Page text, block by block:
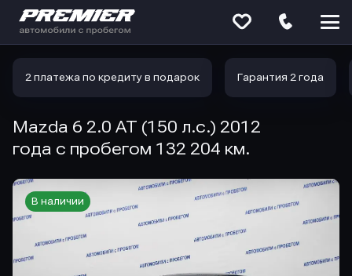
2 платежа по кредиту в подарок Гарантия 2 года
Mazda 6 2.0 AT (150 л.с.) 2012
года с пробегом 132 204 км.
В наличии